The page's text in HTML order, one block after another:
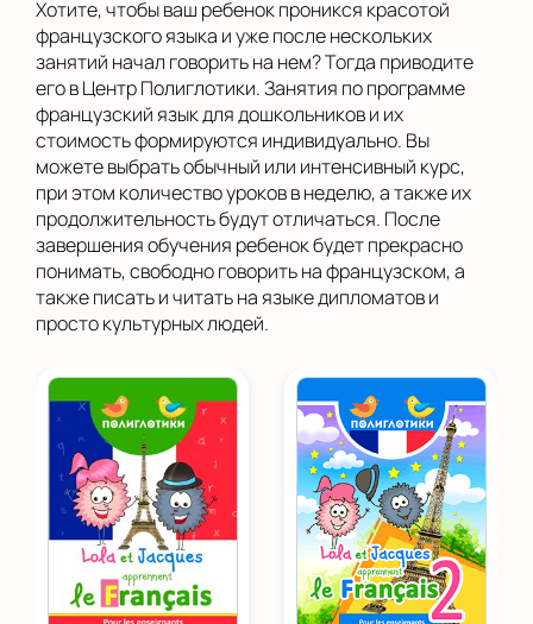
Хотите, чтобы ваш ребенок проникся красотой
французского языка и уже после нескольких
занятий начал говорить на нем? Тогда приводите
его в Центр Полиглотики. Занятия по программе
французский язык для дошкольников и их
стоимость формируются индивидуально. Вы
можете выбрать обычный или интенсивный курс,
при этом количество уроков в неделю, а также их
продолжительность будут отличаться. После
завершения обучения ребенок будет прекрасно
понимать, свободно говорить на французском, а
также писать и читать на языке дипломатов и
просто культурных людей.